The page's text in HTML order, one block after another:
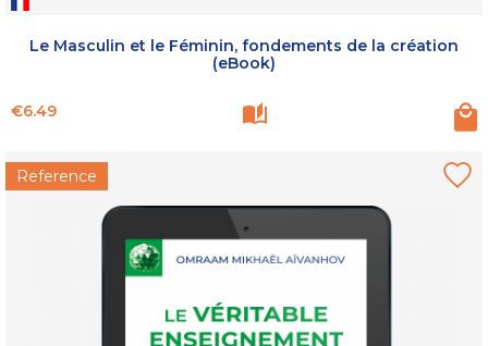
Le Masculin et le Féminin, fondements de la création
(eBook)
Price
€6.49
Reference